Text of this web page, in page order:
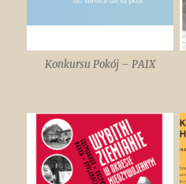
Konkursu Pokój – PAIX